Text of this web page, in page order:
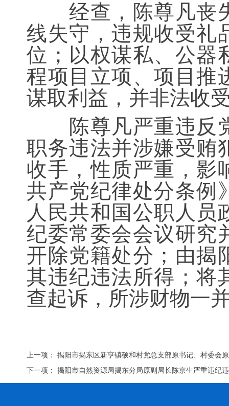
经查，陈尊凡丧失
线失守，违规收受礼
位；以权谋私、公器
程项目立项、项目推
谋取利益，并非法收
陈尊凡严重违反党
职务违法并涉嫌受贿
收手，性质严重，影
共产党纪律处分条例
人民共和国公职人员
纪委常委会会议研究
开除党籍处分；由揭
其违纪违法所得；将
查起诉，所涉财物一
上一项：揭阳市揭东区新亨镇硕和村党总支部原书记、村委会
下一项：揭阳市自然资源局揭东分局原副局长陈京生严重违纪